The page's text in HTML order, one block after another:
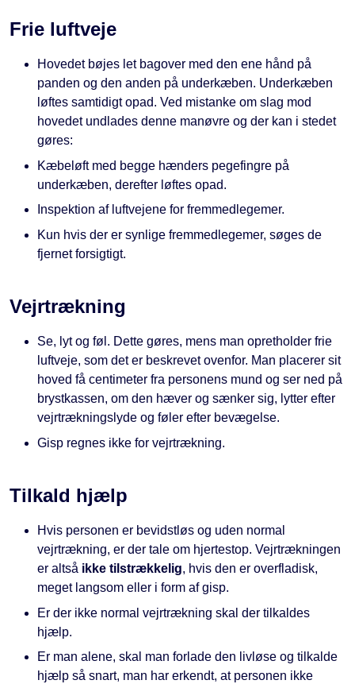
Frie luftveje
Hovedet bøjes let bagover med den ene hånd på
panden og den anden på underkæben. Underkæben
løftes samtidigt opad. Ved mistanke om slag mod
hovedet undlades denne manøvre og der kan i stedet
gøres:
Kæbeløft med begge hænders pegefingre på
underkæben, derefter løftes opad.
Inspektion af luftvejene for fremmedlegemer.
Kun hvis der er synlige fremmedlegemer, søges de
fjernet forsigtigt.
Vejrtrækning
Se, lyt og føl. Dette gøres, mens man opretholder frie
luftveje, som det er beskrevet ovenfor. Man placerer sit
hoved få centimeter fra personens mund og ser ned på
brystkassen, om den hæver og sænker sig, lytter efter
vejrtrækningslyde og føler efter bevægelse.
Gisp regnes ikke for vejrtrækning.
Tilkald hjælp
Hvis personen er bevidstløs og uden normal
vejrtrækning, er der tale om hjertestop. Vejrtrækningen
er altså ikke tilstrækkelig, hvis den er overfladisk,
meget langsom eller i form af gisp.
Er der ikke normal vejrtrækning skal der tilkaldes
hjælp.
Er man alene, skal man forlade den livløse og tilkalde
hjælp så snart, man har erkendt, at personen ikke